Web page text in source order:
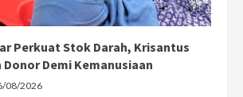
Perkuat Stok Darah, Krisantus
Donor Demi Kemanusiaan
08/2026